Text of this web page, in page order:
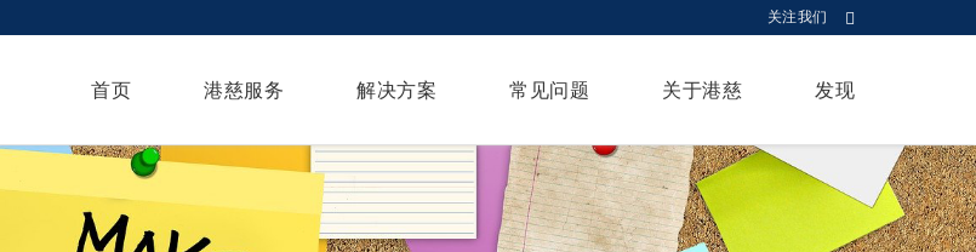
关注我们
首页 港慈服务 解决方案 常见问题 关于港慈 发现